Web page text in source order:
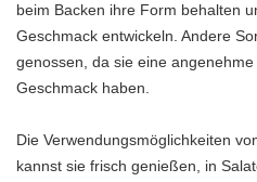
beim Backen ihre Form behalten
Geschmack entwickeln. Andere
genossen, da sie eine
Geschmack haben.
Die Verwendungsmöglichkeiten
kannst sie frisch genießen, in